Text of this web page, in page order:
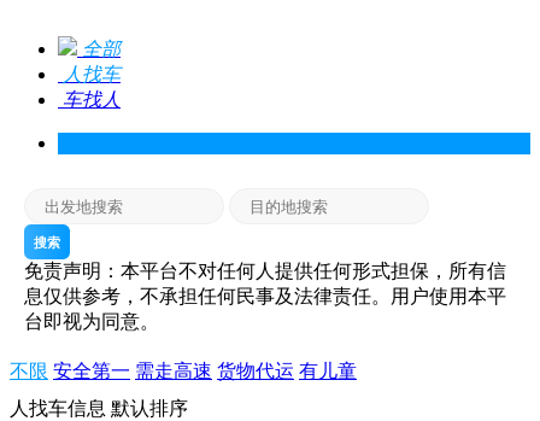
全部
人找车
车找人
搜索
免责声明：本平台不对任何人提供任何形式担保，所有信
息仅供参考，不承担任何民事及法律责任。用户使用本平
台即视为同意。
不限 安全第一 需走高速 货物代运 有儿童
人找车信息 默认排序